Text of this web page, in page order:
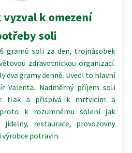
vyzval k omezení
soli
gramů soli za den, trojnásobek
zdravotnickou organizací.
dva gramy denně. Uvedl to hlavní
Valenta. Nadměrný příjem soli
tlak a přispívá k mrtvicím a
k rozumnému solení jak
restaurace, provozovny
potravin.